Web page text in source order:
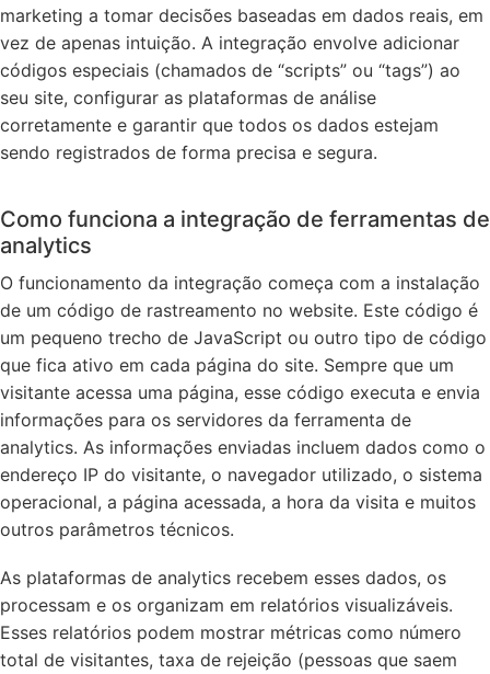
marketing a tomar decisões baseadas em dados reais, em
vez de apenas intuição. A integração envolve adicionar
códigos especiais (chamados de “scripts” ou “tags”) ao
seu site, configurar as plataformas de análise
corretamente e garantir que todos os dados estejam
sendo registrados de forma precisa e segura.
Como funciona a integração de ferramentas de
analytics
O funcionamento da integração começa com a instalação
de um código de rastreamento no website. Este código é
um pequeno trecho de JavaScript ou outro tipo de código
que fica ativo em cada página do site. Sempre que um
visitante acessa uma página, esse código executa e envia
informações para os servidores da ferramenta de
analytics. As informações enviadas incluem dados como o
endereço IP do visitante, o navegador utilizado, o sistema
operacional, a página acessada, a hora da visita e muitos
outros parâmetros técnicos.
As plataformas de analytics recebem esses dados, os
processam e os organizam em relatórios visualizáveis.
Esses relatórios podem mostrar métricas como número
total de visitantes, taxa de rejeição (pessoas que saem